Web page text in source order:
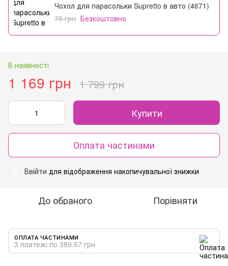
Чохол для парасольки Supretto в авто (4671)
75 грн Безкоштовно
В наявності
1 169 грн 1 799 грн
Купити
Оплата частинами
Ввійти для відображення накопичувальної знижки
До обраного Порівняти
ОПЛАТА ЧАСТИНАМИ
3 платежі по 389.67 грн